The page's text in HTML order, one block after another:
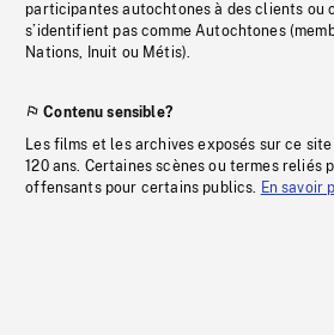
participantes autochtones à des clients ou
s’identifient pas comme Autochtones
Nations, Inuit ou Métis).
Contenu sensible?
Les films et les archives exposés sur ce
120 ans. Certaines scènes ou termes reliés
offensants pour certains publics. En savoir